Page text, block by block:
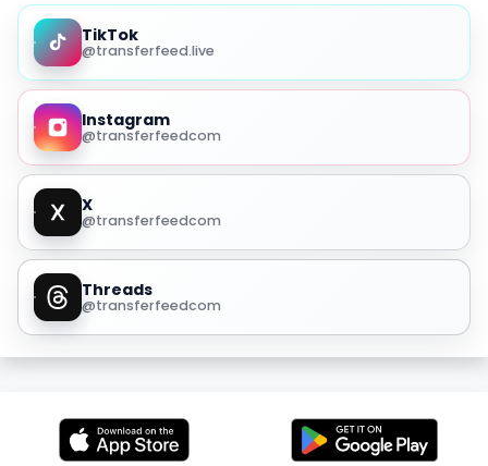
TikTok
@transferfeed.live
Instagram
@transferfeedcom
X
@transferfeedcom
Threads
@transferfeedcom